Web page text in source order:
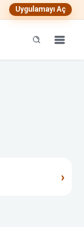
Uygulamayı Aç
›